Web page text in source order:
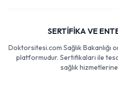
SERTİFİKA VE
Doktorsitesi.com Sağlık Bakanlığı
platformudur. Sertifikaları ile
sağlık